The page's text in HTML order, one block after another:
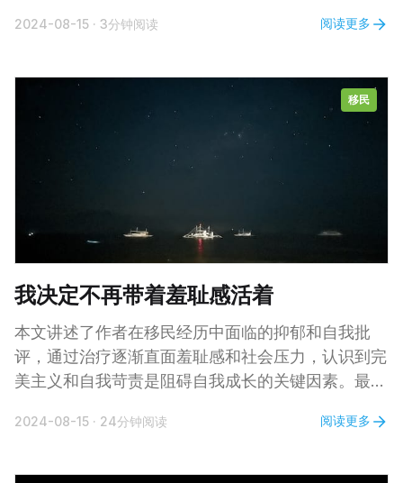
查。 多数患者是在出现心脑血管疾病后才发现自己
可寻。 第一、手脚发麻 血脂增高时，血液黏稠度往
往会增加，影响血液在血管内的正常流动，导致血液
循环不畅。 手脚处于身体末端，本身血液供应就相
对较弱。当血脂问题影响血液循环时，手脚更容易出
现供血不足情况，进而出现麻木感。 血脂增高还会
生一定不良影响，干扰神经信号的正常传导，导致手
2024-08-15 · 3分钟阅读 阅读更多
移民
我决定不再带着羞耻感活着
本文讲述了作者在移民经历中面临的抑郁和自我批
评，通过治疗逐渐直面羞耻感和社会压力，认识到完
美主义和自我苛责是阻碍自我成长的关键因素。最
关爱来生活，追求与人真诚的连接和自我接纳。 我
不偿失的悔恨，并把它转化为自我攻击——以为自己
2024-08-15 · 24分钟阅读 阅读更多